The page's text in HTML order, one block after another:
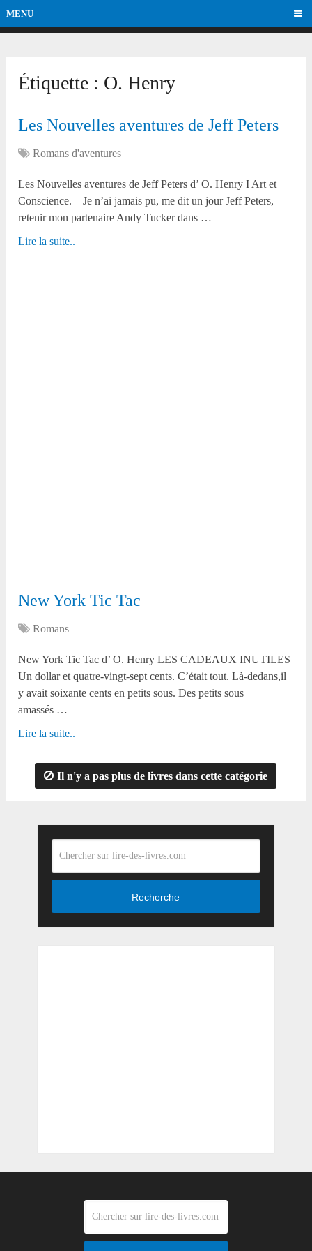
MENU
Étiquette : O. Henry
Les Nouvelles aventures de Jeff Peters
Romans d'aventures
Les Nouvelles aventures de Jeff Peters d’ O. Henry I Art et
Conscience. – Je n’ai jamais pu, me dit un jour Jeff Peters,
retenir mon partenaire Andy Tucker dans …
Lire la suite..
New York Tic Tac
Romans
New York Tic Tac d’ O. Henry LES CADEAUX INUTILES
Un dollar et quatre-vingt-sept cents. C’était tout. Là-dedans,il
y avait soixante cents en petits sous. Des petits sous
amassés …
Lire la suite..
Il n'y a pas plus de livres dans cette catégorie
Recherche